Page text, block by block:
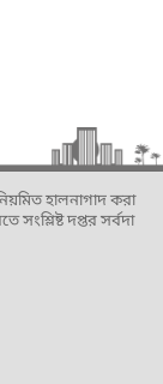
হালনাগাদ করা
সংশ্লিষ্ট দপ্তর সর্বদা